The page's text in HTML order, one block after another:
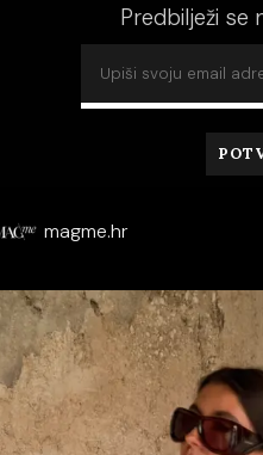
Predbilježi se
magme.hr